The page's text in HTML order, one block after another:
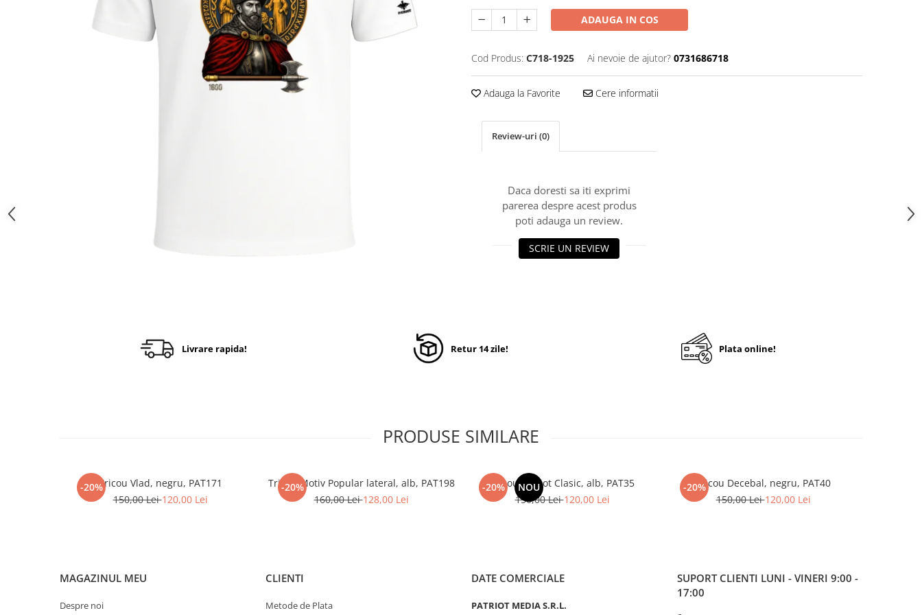
ADAUGA IN COS
Cod Produs: C718-1925 Ai nevoie de ajutor? 0731686718
Adauga la Favorite Cere informatii
Review-uri (0)
Daca doresti sa iti exprimi
parerea despre acest produs
poti adauga un review.
SCRIE UN REVIEW
Livrare rapida! Retur 14 zile! Plata online!
PRODUSE SIMILARE
-20%Tricou Vlad, negru, PAT171
150,00 Lei120,00 Lei
-20%
Tricou Motiv Popular lateral, alb, PAT198
160,00 Lei128,00 Lei
-20% NOU
Tricou Patriot Clasic, alb, PAT35
150,00 Lei120,00 Lei
-20%Tricou Decebal, negru, PAT40
150,00 Lei120,00 Lei
MAGAZINUL MEU
Despre noi
CLIENTI
Metode de Plata
DATE COMERCIALE
PATRIOT MEDIA S.R.L.
SUPORT CLIENTI LUNI - VINERI 9:00 -
17:00